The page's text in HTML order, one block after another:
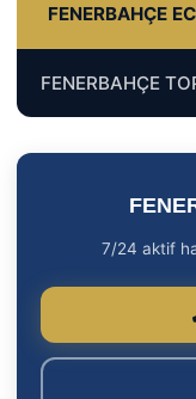
FENERBAHÇE
FENERBAHÇE
7/24 aktif